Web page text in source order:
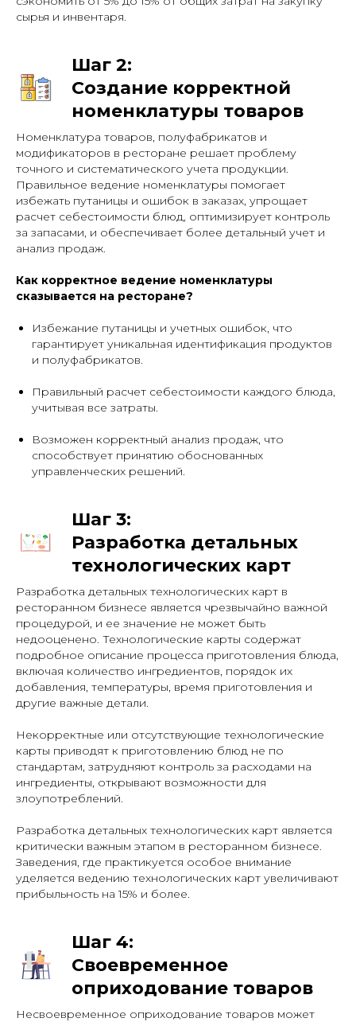
сырья и инвентаря.
Шаг 2:
Создание корректной
номенклатуры товаров
Номенклатура товаров, полуфабрикатов и
модификаторов в ресторане решает проблему
точного и систематического учета продукции.
Правильное ведение номенклатуры помогает
избежать путаницы и ошибок в заказах, упрощает
расчет себестоимости блюд, оптимизирует контроль
за запасами, и обеспечивает более детальный учет и
анализ продаж.
Как корректное ведение номенклатуры
сказывается на ресторане?
Избежание путаницы и учетных ошибок, что
гарантирует уникальная идентификация продуктов
и полуфабрикатов.
Правильный расчет себестоимости каждого блюда,
учитывая все затраты.
Возможен корректный анализ продаж, что
способствует принятию обоснованных
управленческих решений.
Шаг 3:
Разработка детальных
технологических карт
Разработка детальных технологических карт в
ресторанном бизнесе является чрезвычайно важной
процедурой, и ее значение не может быть
недооценено. Технологические карты содержат
подробное описание процесса приготовления блюда,
включая количество ингредиентов, порядок их
добавления, температуры, время приготовления и
другие важные детали.
Некорректные или отсутствующие технологические
карты приводят к приготовлению блюд не по
стандартам, затрудняют контроль за расходами на
ингредиенты, открывают возможности для
злоупотреблений.
Разработка детальных технологических карт является
критически важным этапом в ресторанном бизнесе.
Заведения, где практикуется особое внимание
уделяется ведению технологических карт увеличивают
прибыльность на 15% и более.
Шаг 4:
Своевременное
оприходование товаров
Несвоевременное оприходование товаров может